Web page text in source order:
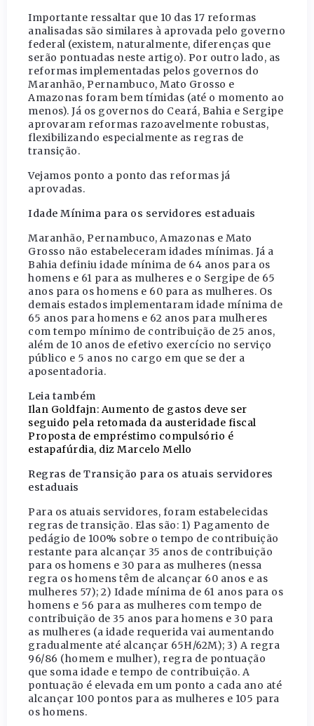
Importante ressaltar que 10 das 17 reformas
analisadas são similares à aprovada pelo governo
federal (existem, naturalmente, diferenças que
serão pontuadas neste artigo). Por outro lado, as
reformas implementadas pelos governos do
Maranhão, Pernambuco, Mato Grosso e
Amazonas foram bem tímidas (até o momento ao
menos). Já os governos do Ceará, Bahia e Sergipe
aprovaram reformas razoavelmente robustas,
flexibilizando especialmente as regras de
transição.
Vejamos ponto a ponto das reformas já
aprovadas.
Idade Mínima para os servidores estaduais
Maranhão, Pernambuco, Amazonas e Mato
Grosso não estabeleceram idades mínimas. Já a
Bahia definiu idade mínima de 64 anos para os
homens e 61 para as mulheres e o Sergipe de 65
anos para os homens e 60 para as mulheres. Os
demais estados implementaram idade mínima de
65 anos para homens e 62 anos para mulheres
com tempo mínimo de contribuição de 25 anos,
além de 10 anos de efetivo exercício no serviço
público e 5 anos no cargo em que se der a
aposentadoria.
Leia também
Ilan Goldfajn: Aumento de gastos deve ser
seguido pela retomada da austeridade fiscal
Proposta de empréstimo compulsório é
estapafúrdia, diz Marcelo Mello
Regras de Transição para os atuais servidores
estaduais
Para os atuais servidores, foram estabelecidas
regras de transição. Elas são: 1) Pagamento de
pedágio de 100% sobre o tempo de contribuição
restante para alcançar 35 anos de contribuição
para os homens e 30 para as mulheres (nessa
regra os homens têm de alcançar 60 anos e as
mulheres 57); 2) Idade mínima de 61 anos para os
homens e 56 para as mulheres com tempo de
contribuição de 35 anos para homens e 30 para
as mulheres (a idade requerida vai aumentando
gradualmente até alcançar 65H/62M); 3) A regra
96/86 (homem e mulher), regra de pontuação
que soma idade e tempo de contribuição. A
pontuação é elevada em um ponto a cada ano até
alcançar 100 pontos para as mulheres e 105 para
os homens.